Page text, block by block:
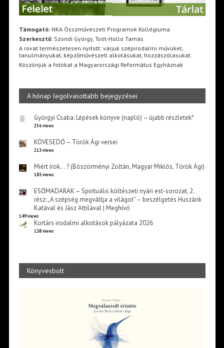
Támogató:NKA Összművészeti Programok Kollégiuma
Szerkesztő:Szondi György, Toót-Holló Tamás
A rovat természetesen nyitott: várjuk szépirodalmi művüket,
tanulmányukat, képzőművészeti alkotásukat, hozzászólásukat.
Köszönjük a fotókat a Magyarországi Református Egyháznak
A hónap legolvasottabb bejegyzései
Györgyi Csaba: Lépések könyve (napló) – újabb részletek*
256 views
KÖVESEDŐ – Török Ági versei
213 views
Miért írok… ? (Böszörményi Zoltán, Magyar Miklós, Török Ági)
183 views
ESŐMADARAK – Spirituális költészeti nyári est-sorozat, 2.
rész: „A szépség megváltja a világot” – beszélgetés Huszárik
Katával és Jász Attilával | Meghívó
149 views
Kortárs irodalmi alkotások pályázata 2026
138 views
Könyvesbolt